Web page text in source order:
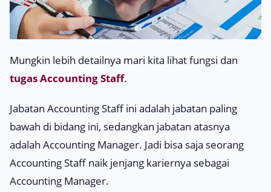
Mungkin lebih detailnya mari kita lihat fungsi dan
tugas Accounting Staff.
Jabatan Accounting Staff ini adalah jabatan paling
bawah di bidang ini, sedangkan jabatan atasnya
adalah Accounting Manager. Jadi bisa saja seorang
Accounting Staff naik jenjang kariernya sebagai
Accounting Manager.